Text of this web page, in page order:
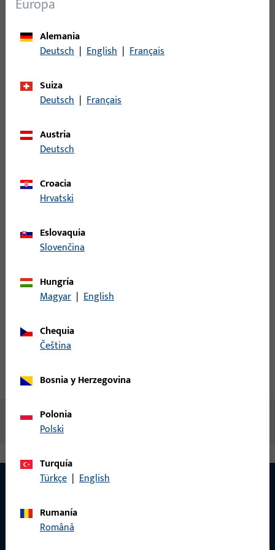
Tipo de producto
Peso bruto
Unidad de pedido mínima
Registro
información de precio o para pedir el artículo
Descripción del producto
Datos técnicos
No hay contenido disponible
CONTACTO
Europa
Alemania
Deutsch | English | Français
Suiza
Deutsch | Français
Austria
Deutsch
Croacia
Hrvatski
Eslovaquia
Slovenčina
Hungría
Magyar | English
Chequia
čeština
Bosnia y Herzegovina
Polonia
Polski
Turquía
Türkçe | English
Rumanía
Română